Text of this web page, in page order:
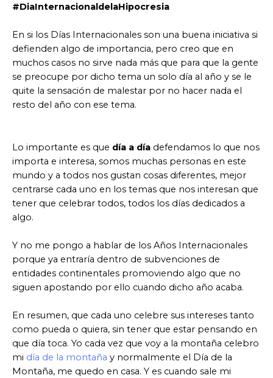
#DiaInternacionaldelaHipocresia
En si los Días Internacionales son una buena iniciativa si
defienden algo de importancia, pero creo que en
muchos casos no sirve nada más que para que la gente
se preocupe por dicho tema un solo día al año y se le
quite la sensación de malestar por no hacer nada el
resto del año con ese tema.
Lo importante es que día a día defendamos lo que nos
importa e interesa, somos muchas personas en este
mundo y a todos nos gustan cosas diferentes, mejor
centrarse cada uno en los temas que nos interesan que
tener que celebrar todos, todos los días dedicados a
algo.
Y no me pongo a hablar de los Años Internacionales
porque ya entraría dentro de subvenciones de
entidades continentales promoviendo algo que no
siguen apostando por ello cuando dicho año acaba.
En resumen, que cada uno celebre sus intereses tanto
como pueda o quiera, sin tener que estar pensando en
que día toca. Yo cada vez que voy a la montaña celebro
mi día de la montaña y normalmente el Día de la
Montaña, me quedo en casa. Y es cuando sale mi